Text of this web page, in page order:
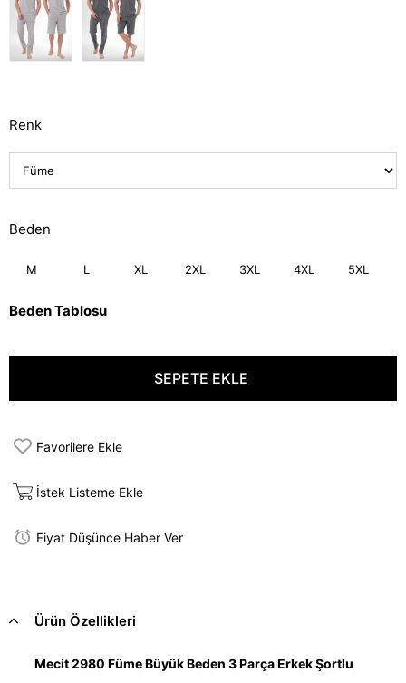
Renk
Beden
M L XL 2XL 3XL 4XL 5XL
Beden Tablosu
Favorilere Ekle
İstek Listeme Ekle
Fiyat Düşünce Haber Ver
Ürün Özellikleri
Mecit 2980 Füme Büyük Beden 3 Parça Erkek Şortlu